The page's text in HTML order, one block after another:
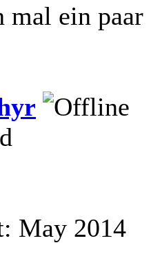
mal ein
May 2014